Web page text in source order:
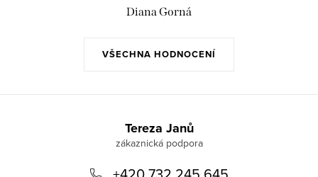
VŠECHNA HODNOCENÍ
Diana Gorná
Tereza Janů